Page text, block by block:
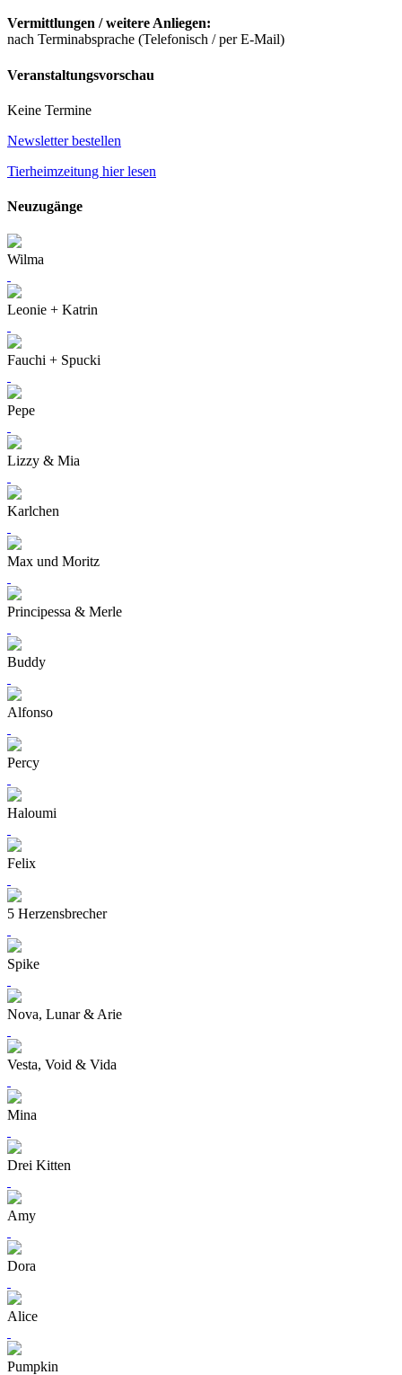
Vermittlungen / weitere Anliegen:
nach Terminabsprache (Telefonisch / per E-Mail)
Veranstaltungsvorschau
Keine Termine
Newsletter bestellen
Tierheimzeitung hier lesen
Neuzugänge
Wilma
Leonie + Katrin
Fauchi + Spucki
Pepe
Lizzy & Mia
Karlchen
Max und Moritz
Principessa & Merle
Buddy
Alfonso
Percy
Haloumi
Felix
5 Herzensbrecher
Spike
Nova, Lunar & Arie
Vesta, Void & Vida
Mina
Drei Kitten
Amy
Dora
Alice
Pumpkin